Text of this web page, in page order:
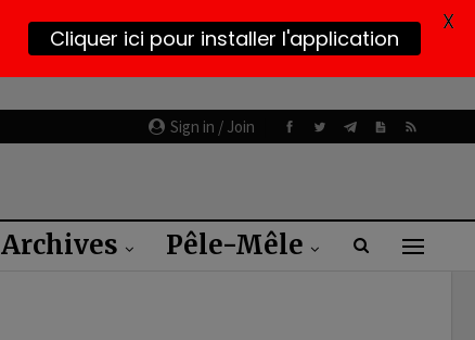
Sign in / Join
Archives Pêle-Mêle
Cliquer ici pour installer l'application X